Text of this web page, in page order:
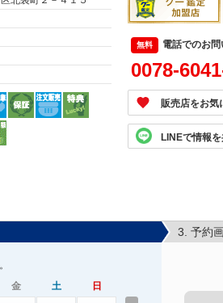
電話でのお
0078-
販売店をお気
LINEで情報
金 土 日
3. 予約